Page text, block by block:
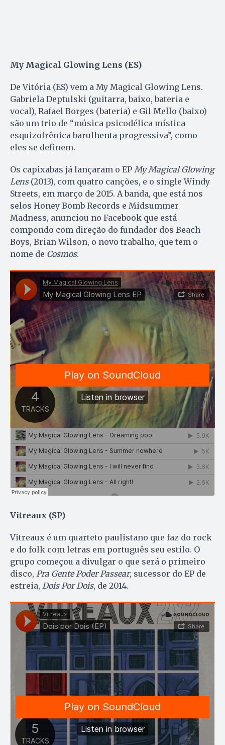
My Magical Glowing Lens (ES)
De Vitória (ES) vem a My Magical Glowing Lens.
Gabriela Deptulski (guitarra, baixo, bateria e
vocal), Rafael Borges (bateria) e Gil Mello (baixo)
são um trio de “música psicodélica mística
esquizofrênica barulhenta progressiva”, como
eles se definem.
Os capixabas já lançaram o EP My Magical Glowing
Lens (2013), com quatro canções, e o single Windy
Streets, em março de 2015. A banda, que está nos
selos Honey Bomb Records e Midsummer
Madness, anunciou no Facebook que está
compondo com direção do fundador dos Beach
Boys, Brian Wilson, o novo trabalho, que tem o
nome de Cosmos.
Vitreaux (SP)
Vitreaux é um quarteto paulistano que faz do rock
e do folk com letras em português seu estilo. O
grupo começou a divulgar o que será o primeiro
disco, Pra Gente Poder Passear, sucessor do EP de
estreia, Dois Por Dois, de 2014.